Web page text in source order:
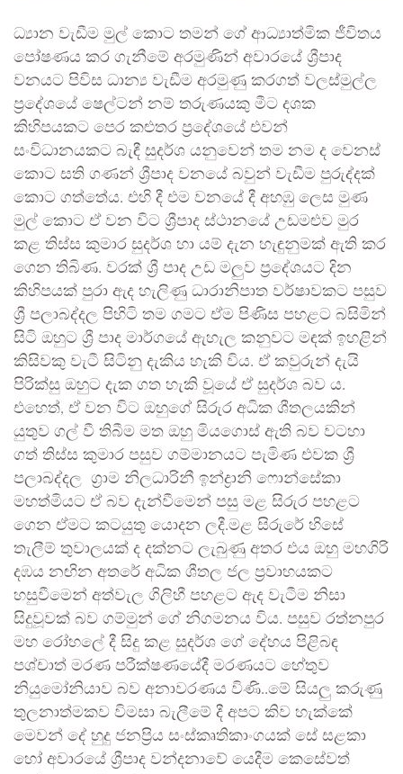
ධ්‍යාන වැඩීම මුල් කොට තමන් ගේ ආධ්‍යාත්මික ජීවිතය
පෝෂණය කර ගැනීමේ අරමුණින් අවාරයේ ශ්‍රීපාද
වනයට පිවිස ධාන්‍ය වැඩීම අරමුණු කරගත් වලස්මුල්ල
ප්‍රදේශයේ ෂෙල්ටන් නම් තරුණයකු මීට දශක
කිහිපයකට පෙර කළුතර ප්‍රදේශයේ එවන්
සංවිධානයකට බැඳී සුදර්ශ යනුවෙන් තම නම ද වෙනස්
කොට සති ගණන් ශ්‍රීපාද වනයේ බවුන් වැඩීම පුරුද්දක්
කොට ගත්තේය. එහි දී එම වනයේ දී අහඹු ලෙස මුණ
මුල් කොට ඒ වන විට ශ්‍රීපාද ස්ථානයේ උඩමළුව මුර
කළ තිස්ස කුමාර සුදර්ශ හා යම් දැන හැඳුනුමක් ඇති කර
ගෙන තිබිණ. වරක් ශ්‍රී පාද උඩ මලුව ප්‍රදේශයට දින
කිහිපයක් පුරා ඇද හැලිණු ධාරානිපාත වර්ෂාවකට පසුව
ශ්‍රී පලාබද්දල පිහිටි තම ගමට ඒම පිණිස පහළට බසිමින්
සිටි ඔහුට ශ්‍රී පාද මාර්ගයේ ඇහැල කනුවට මඳක් ඉහළින්
කිසිවකු වැටී සිටිනු දැකිය හැකි විය. ඒ කවුරුන් දැයි
පිරික්සු ඔහුට දැක ගත හැකි වූයේ ඒ සුදර්ශ බව ය.
එහෙත්, ඒ වන විට ඔහුගේ සිරුර අධික ශීතලයකින්
යුතුව ගල් වී තිබීම මත ඔහු මියගොස් ඇති බව වටහා
ගත් තිස්ස කුමාර පසුව ගම්මානයට පැමිණ එවක ශ්‍රී
පලාබද්දල ග්‍රාම නිලධාරිනී ඉන්ද්‍රානි ෆොන්සේකා
මහත්මියට ඒ බව දැන්වීමෙන් පසු මළ සිරුර පහළට
ගෙන ඒමට කටයුතු යොදන ලදී.මළ සිරුරේ හිසේ
තැලීම් තුවාලයක් ද දක්නට ලැබුණු අතර එය ඔහු මහගිරි
දඹය නඟින අතරේ අධික ශීතල ජල ප්‍රවාහයකට
හසුවීමෙන් අත්වැල ගිලිහී පහළට ඇද වැටීම නිසා
සිදුවූවක් බව ගම්මුන් ගේ නිගමනය විය. පසුව රත්නපුර
මහ රෝහලේ දී සිදු කළ සුදර්ශ ගේ දේහය පිළිබඳ
පශ්චාත් මරණ පරීක්ෂණයේදී මරණයට හේතුව
නියුමෝනියාව බව අනාවරණය විණි..මේ සියලු කරුණු
තුලනාත්මකව විමසා බැලීමේ දී අපට කිව හැක්කේ
මෙවන් දේ හුදු ජනප්‍රිය සංස්කෘතිකාංගයක් සේ සළකා
හෝ අවාරයේ ශ්‍රීපාද වන්දනාවේ යෙදීම කෙසේවත්